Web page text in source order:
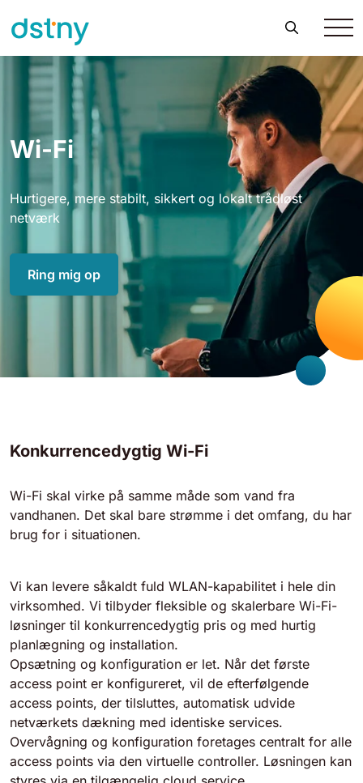
Wi-Fi
Hurtigere, mere stabilt, sikkert og lokalt trådløst
netværk
Ring mig op
Konkurrencedygtig Wi-Fi
Wi-Fi skal virke på samme måde som vand fra
vandhanen. Det skal bare strømme i det omfang, du har
brug for i situationen.
Vi kan levere såkaldt fuld WLAN-kapabilitet i hele din
virksomhed. Vi tilbyder fleksible og skalerbare Wi-Fi-
løsninger til konkurrencedygtig pris og med hurtig
planlægning og installation.
Opsætning og konfiguration er let. Når det første
access point er konfigureret, vil de efterfølgende
access points, der tilsluttes, automatisk udvide
netværkets dækning med identiske services.
Overvågning og konfiguration foretages centralt for alle
access points via den virtuelle controller. Løsningen kan